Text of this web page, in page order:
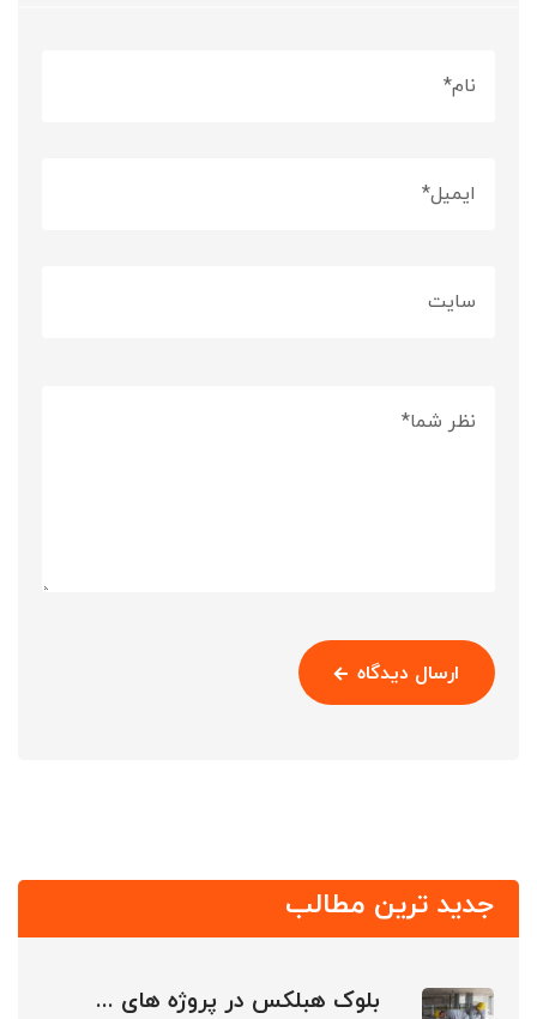
ارسال دیدگاه
جدید ترین مطالب
بلوک هبلکس در پروژه های ...